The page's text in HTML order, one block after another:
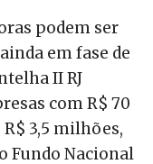
podem ser
em fase de
II RJ
com R$ 70
3,5 milhões,
Fundo Nacional